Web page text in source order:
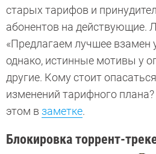
старых тарифов и
абонентов на действующие.
«Предлагаем лучшее взамен
однако, истинные мотивы у
другие. Кому стоит
изменений тарифного
этом в заметке.
Блокировка торрент-